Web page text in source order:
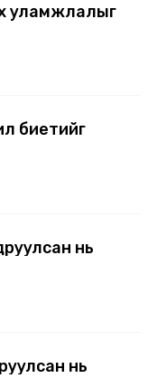
уламжлалыг
биетийг
нь
нь